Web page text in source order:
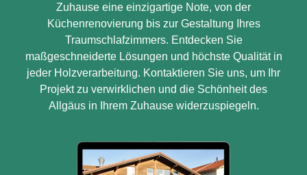
Zuhause eine einzigartige Note, von der
Küchenrenovierung bis zur Gestaltung Ihres
Traumschlafzimmers. Entdecken Sie
maßgeschneiderte Lösungen und höchste Qualität in
jeder Holzverarbeitung. Kontaktieren Sie uns, um Ihr
Projekt zu verwirklichen und die Schönheit des
Allgäus in Ihrem Zuhause widerzuspiegeln.